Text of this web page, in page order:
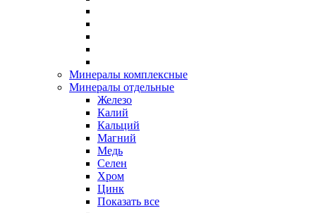
Минералы комплексные
Минералы отдельные
Железо
Калий
Кальций
Магний
Медь
Селен
Хром
Цинк
Показать все